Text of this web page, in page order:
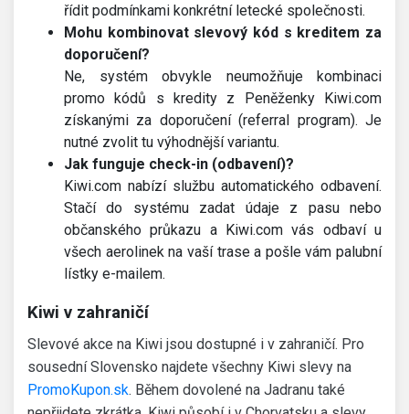
řídit podmínkami konkrétní letecké společnosti.
Mohu kombinovat slevový kód s kreditem za
doporučení?
Ne, systém obvykle neumožňuje kombinaci
promo kódů s kredity z Peněženky Kiwi.com
získanými za doporučení (referral program). Je
nutné zvolit tu výhodnější variantu.
Jak funguje check-in (odbavení)?
Kiwi.com nabízí službu automatického odbavení.
Stačí do systému zadat údaje z pasu nebo
občanského průkazu a Kiwi.com vás odbaví u
všech aerolinek na vaší trase a pošle vám palubní
lístky e-mailem.
Kiwi v zahraničí
Slevové akce na Kiwi jsou dostupné i v zahraničí. Pro
sousední Slovensko najdete všechny Kiwi slevy na
PromoKupon.sk. Během dovolené na Jadranu také